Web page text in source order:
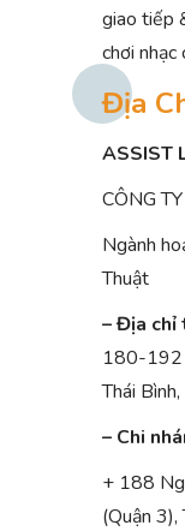
giao tiếp
chơi nhạc
Địa
ASSIST
CÔNG
Ngành
Thuật
– Địa chỉ
180-192
Thái
– Chi
+ 188
(Quận 3),